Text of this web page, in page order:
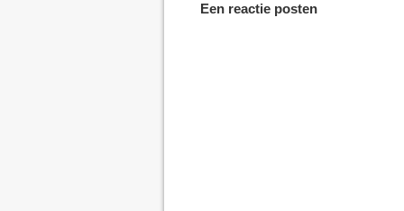
Een reactie posten